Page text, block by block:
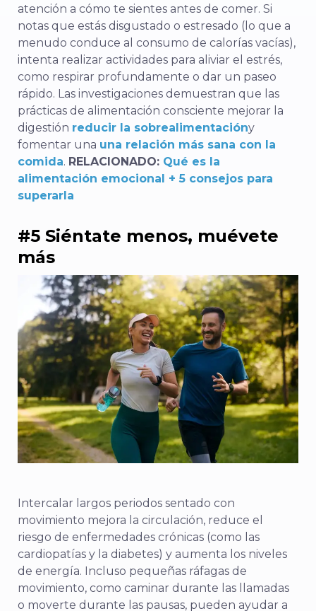
atención a cómo te sientes antes de comer. Si
notas que estás disgustado o estresado (lo que a
menudo conduce al consumo de calorías vacías),
intenta realizar actividades para aliviar el estrés,
como respirar profundamente o dar un paseo
rápido. Las investigaciones demuestran que las
prácticas de alimentación consciente mejorar la
digestión reducir la sobrealimentacióny
fomentar una una relación más sana con la
comida. RELACIONADO: Qué es la
alimentación emocional + 5 consejos para
superarla
#5 Siéntate menos, muévete
más
Intercalar largos periodos sentado con
movimiento mejora la circulación, reduce el
riesgo de enfermedades crónicas (como las
cardiopatías y la diabetes) y aumenta los niveles
de energía. Incluso pequeñas ráfagas de
movimiento, como caminar durante las llamadas
o moverte durante las pausas, pueden ayudar a